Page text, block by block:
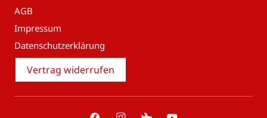
AGB
Impressum
Datenschutzerklärung
Vertrag widerrufen